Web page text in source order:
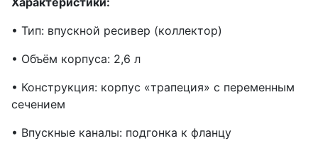
• Тип: впускной ресивер (коллектор)
• Объём корпуса: 2,6 л
• Конструкция: корпус «трапеция» с переменным
сечением
• Впускные каналы: подгонка к фланцу